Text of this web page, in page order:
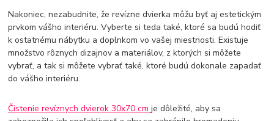
Nakoniec, nezabudnite, že revízne dvierka môžu byť aj estetickým
prvkom vášho interiéru. Vyberte si teda také, ktoré sa budú hodiť
k ostatnému nábytku a doplnkom vo vašej miestnosti. Existuje
množstvo rôznych dizajnov a materiálov, z ktorých si môžete
vybrať, a tak si môžete vybrať také, ktoré budú dokonale zapadať
do vášho interiéru.
Čistenie revíznych dvierok 30x70 cmje dôležité, aby sa